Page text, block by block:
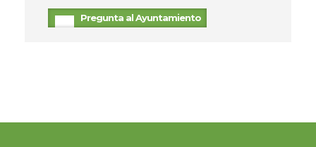
Pregunta al Ayuntamiento